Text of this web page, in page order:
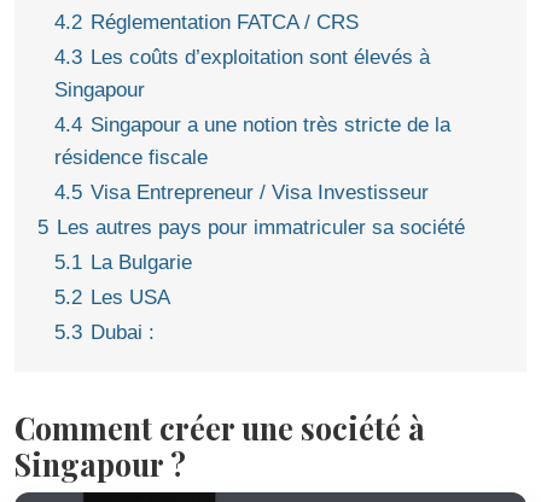
4.2 Réglementation FATCA / CRS
4.3 Les coûts d’exploitation sont élevés à
Singapour
4.4 Singapour a une notion très stricte de la
résidence fiscale
4.5 Visa Entrepreneur / Visa Investisseur
5 Les autres pays pour immatriculer sa société
5.1 La Bulgarie
5.2 Les USA
5.3 Dubai :
Comment créer une société à
Singapour ?